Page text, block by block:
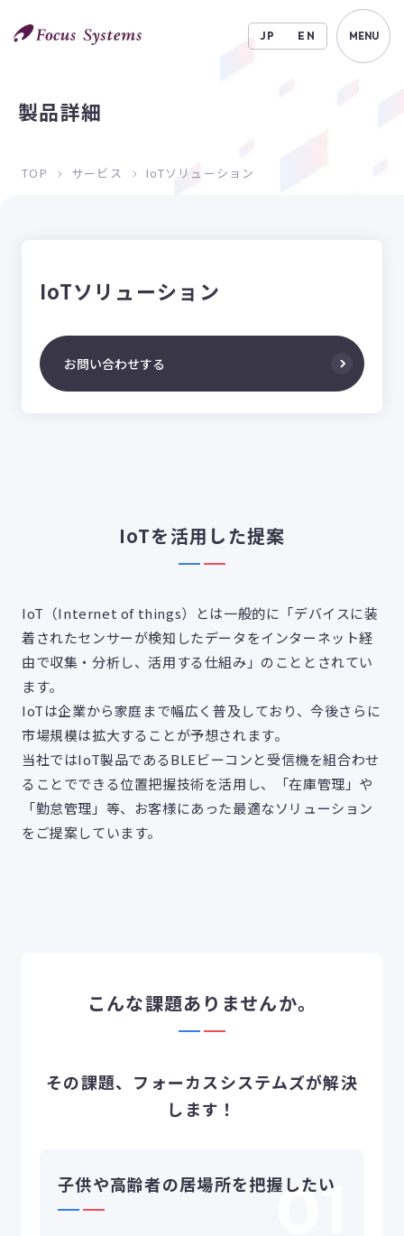
JP EN MENU
製品詳細
TOP サービス IoTソリューション
IoTソリューション
お問い合わせする
IoTを活用した提案
IoT（Internet of things）とは一般的に「デバイスに装
着されたセンサーが検知したデータをインターネット経
由で収集・分析し、活用する仕組み」のこととされてい
ます。
IoTは企業から家庭まで幅広く普及しており、今後さらに
市場規模は拡大することが予想されます。
当社ではIoT製品であるBLEビーコンと受信機を組合わせ
ることでできる位置把握技術を活用し、「在庫管理」や
「勤怠管理」等、お客様にあった最適なソリューション
をご提案しています。
こんな課題ありませんか。
その課題、フォーカスシステムズが解決
します！
子供や高齢者の居場所を把握したい